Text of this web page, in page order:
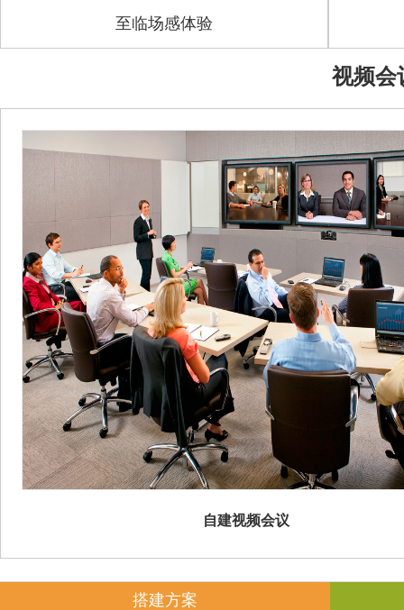
至临场感体验
视频会
自建视频会议
搭建方案